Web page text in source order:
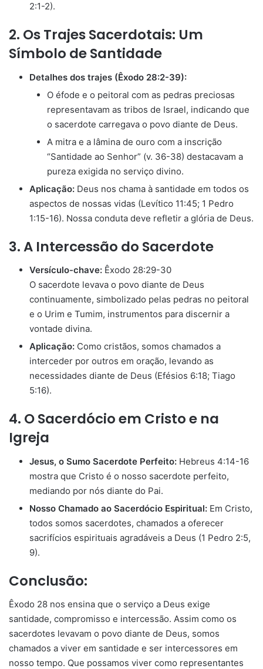
2:1-2).
2. Os Trajes Sacerdotais: Um
Símbolo de Santidade
Detalhes dos trajes (Êxodo 28:2-39):
O éfode e o peitoral com as pedras preciosas
representavam as tribos de Israel, indicando que
o sacerdote carregava o povo diante de Deus.
A mitra e a lâmina de ouro com a inscrição
“Santidade ao Senhor” (v. 36-38) destacavam a
pureza exigida no serviço divino.
Aplicação: Deus nos chama à santidade em todos os
aspectos de nossas vidas (Levítico 11:45; 1 Pedro
1:15-16). Nossa conduta deve refletir a glória de Deus.
3. A Intercessão do Sacerdote
Versículo-chave: Êxodo 28:29-30
O sacerdote levava o povo diante de Deus
continuamente, simbolizado pelas pedras no peitoral
e o Urim e Tumim, instrumentos para discernir a
vontade divina.
Aplicação: Como cristãos, somos chamados a
interceder por outros em oração, levando as
necessidades diante de Deus (Efésios 6:18; Tiago
5:16).
4. O Sacerdócio em Cristo e na
Igreja
Jesus, o Sumo Sacerdote Perfeito: Hebreus 4:14-16
mostra que Cristo é o nosso sacerdote perfeito,
mediando por nós diante do Pai.
Nosso Chamado ao Sacerdócio Espiritual: Em Cristo,
todos somos sacerdotes, chamados a oferecer
sacrifícios espirituais agradáveis a Deus (1 Pedro 2:5,
9).
Conclusão:
Êxodo 28 nos ensina que o serviço a Deus exige
santidade, compromisso e intercessão. Assim como os
sacerdotes levavam o povo diante de Deus, somos
chamados a viver em santidade e ser intercessores em
nosso tempo. Que possamos viver como representantes